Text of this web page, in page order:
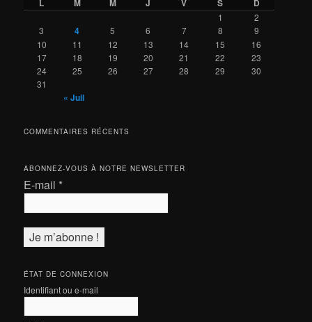
L M M J V S D
1
2
3
4 5 6 7 8
9
10
11 12 13 14 15
16
17
18 19 20 21 22
23
24
25 26 27 28 29
30
31
« Juil
COMMENTAIRES RÉCENTS
ABONNEZ-VOUS À NOTRE NEWSLETTER
E-mail *
ÉTAT DE CONNEXION
Identifiant ou e-mail